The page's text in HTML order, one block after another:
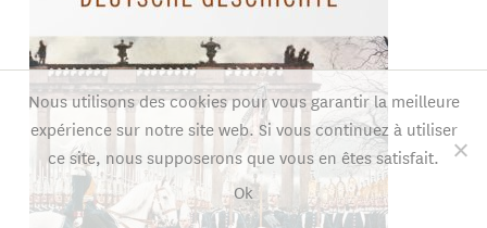
Nous utilisons des cookies pour vous garantir la meilleure
expérience sur notre site web. Si vous continuez à utiliser
ce site, nous supposerons que vous en êtes satisfait.
Ok